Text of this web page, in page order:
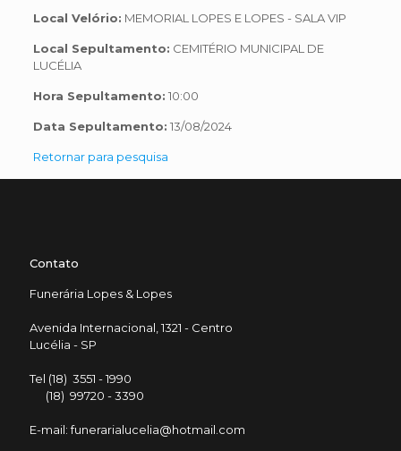
Local Velório: MEMORIAL LOPES E LOPES - SALA VIP
Local Sepultamento: CEMITÉRIO MUNICIPAL DE
LUCÉLIA
Hora Sepultamento: 10:00
Data Sepultamento: 13/08/2024
Retornar para pesquisa
Contato
Funerária Lopes & Lopes
Avenida Internacional, 1321 - Centro
Lucélia - SP
Tel (18) 3551 - 1990
(18) 99720 - 3390
E-mail: funerarialucelia@hotmail.com